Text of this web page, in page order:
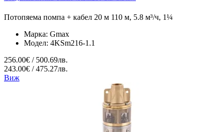
Потопяема помпа + кабел 20 м 110 м, 5.8 м³/ч, 1¼
Марка: Gmax
Модел: 4KSm216-1.1
256.00€ / 500.69лв.
243.00€ / 475.27лв.
Виж